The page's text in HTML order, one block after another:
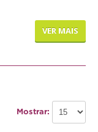
VER MAIS
Mostrar: